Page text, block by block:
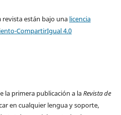
revista están bajo una licencia
CompartirIgual 4.0
la primera publicación a laRevista de
en cualquier lengua y soporte,